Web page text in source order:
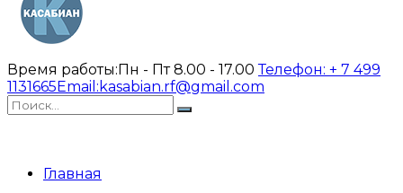
Время работы:Пн - Пт 8.00 - 17.00Телефон: + 7 499
1131665Email: kasabian.rf@gmail.com
Главная